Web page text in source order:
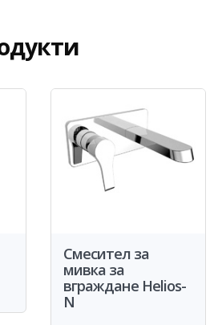
Смесител за
мивка за
вграждане Helios-
N